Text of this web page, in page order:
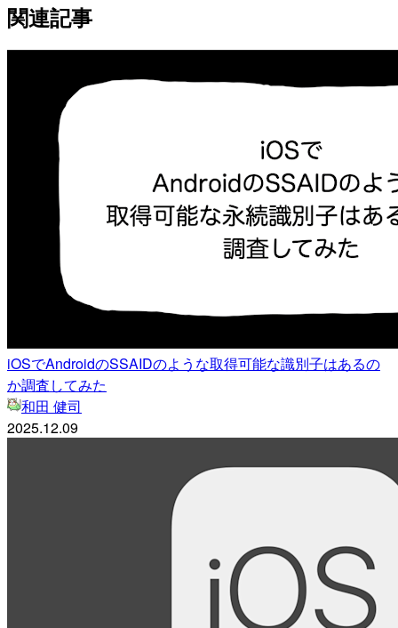
関連記事
iOSでAndroidのSSAIDのような取得可能な識別子はあるの
か調査してみた
和田 健司
2025.12.09